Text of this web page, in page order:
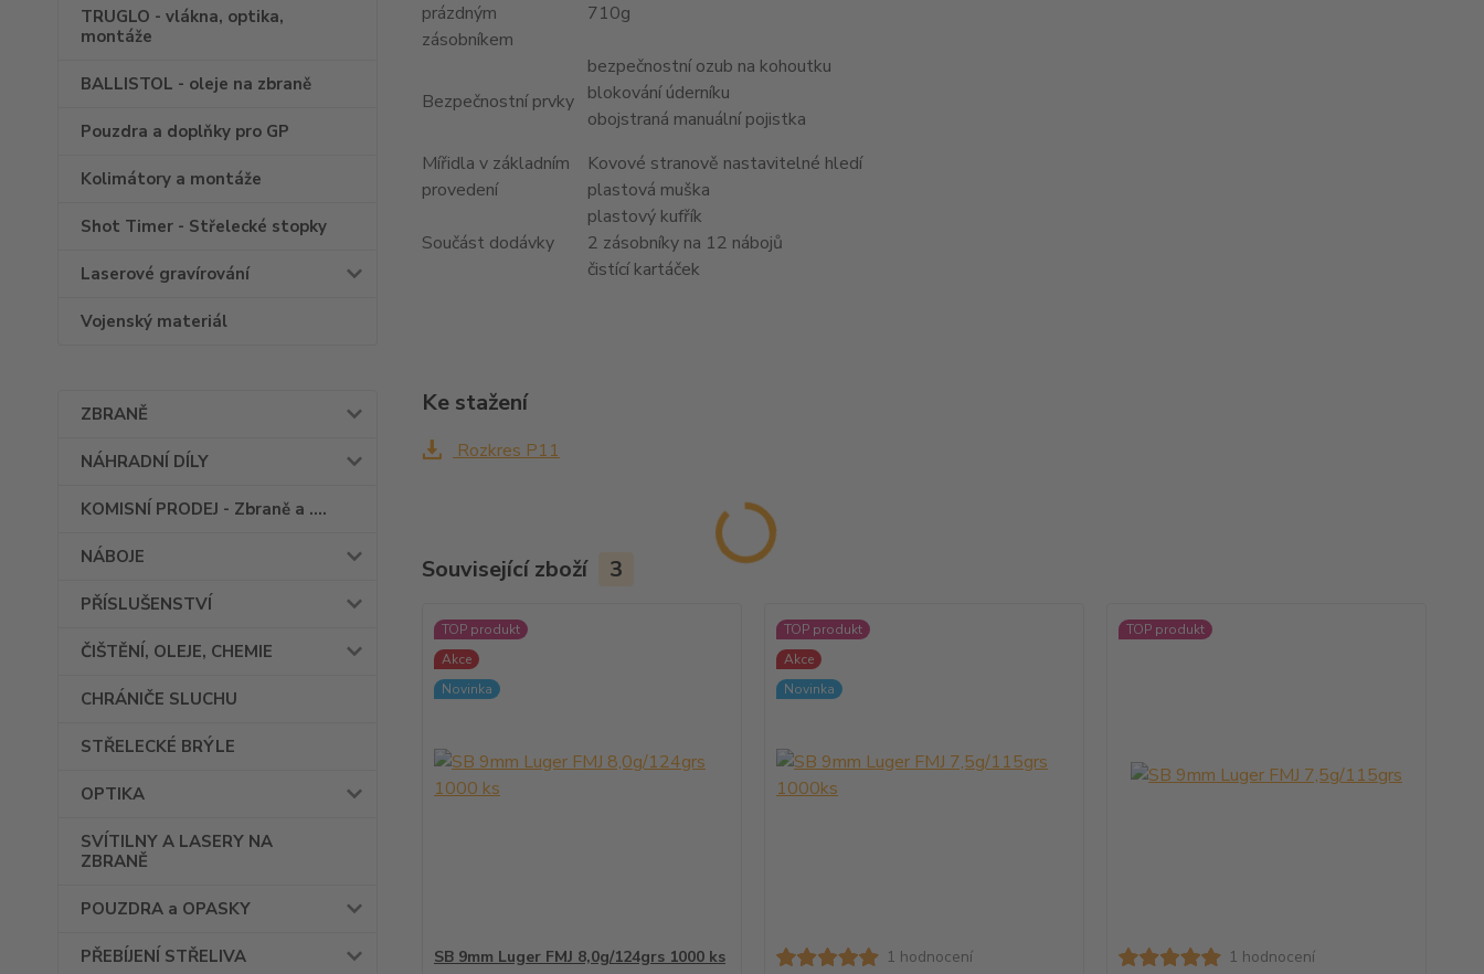
TRUGLO - vlákna, optika,
montáže
BALLISTOL - oleje na zbraně
Pouzdra a doplňky pro GP
Kolimátory a montáže
Shot Timer - Střelecké stopky
Laserové gravírování
Vojenský materiál
ZBRANĚ
NÁHRADNÍ DÍLY
KOMISNÍ PRODEJ - Zbraně a ....
NÁBOJE
PŘÍSLUŠENSTVÍ
ČIŠTĚNÍ, OLEJE, CHEMIE
CHRÁNIČE SLUCHU
STŘELECKÉ BRÝLE
OPTIKA
SVÍTILNY A LASERY NA
ZBRANĚ
POUZDRA a OPASKY
PŘEBÍJENÍ STŘELIVA
prázdným
zásobníkem
710g
Bezpečnostní prvky
bezpečnostní ozub na kohoutku
blokování úderníku
obojstraná manuální pojistka
Mířidla v základním
provedení
Kovové stranově nastavitelné hledí
plastová muška
Součást dodávky
plastový kufřík
2 zásobníky na 12 nábojů
čistící kartáček
Ke stažení
Rozkres P11
Související zboží 3
TOP produkt
Akce
Novinka
SB 9mm Luger FMJ 8,0g/124grs 1000 ks
TOP produkt
Akce
Novinka
1 hodnocení
TOP produkt
1 hodnocení